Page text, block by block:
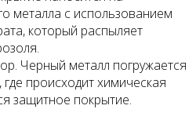
металла с использованием
который распыляет
Черный металл погружается
происходит химическая
защитное покрытие.